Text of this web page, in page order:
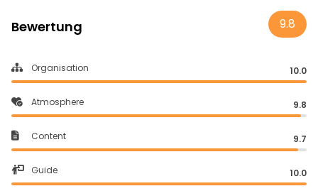
Bewertung 9.8
Organisation 10.0
Atmosphere 9.8
Content 9.7
Guide 10.0